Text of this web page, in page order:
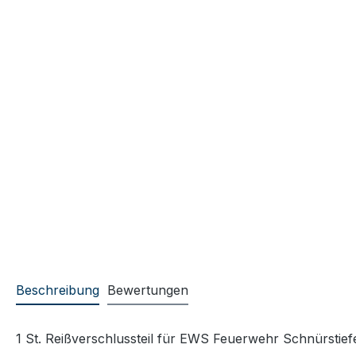
Beschreibung Bewertungen
1 St. Reißverschlussteil für EWS Feuerwehr